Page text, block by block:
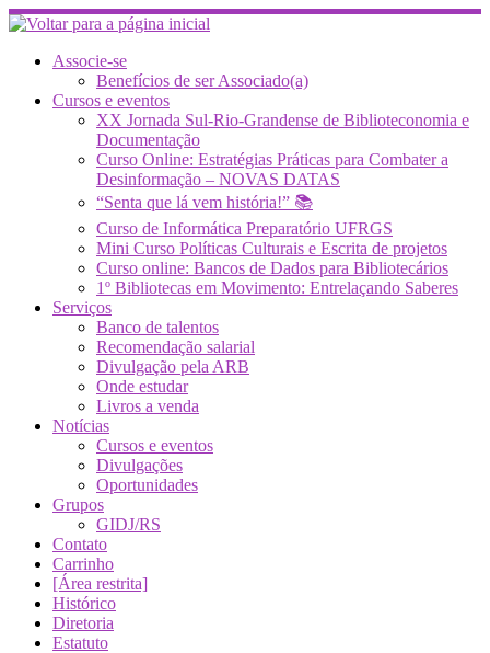
Skip
to
contentAssocie-se
Benefícios de ser Associado(a)
Cursos e eventos
XX Jornada Sul-Rio-Grandense de Biblioteconomia e
Documentação
Curso Online: Estratégias Práticas para Combater a
Desinformação – NOVAS DATAS
“Senta que lá vem história!” 📚
Curso de Informática Preparatório UFRGS
Mini Curso Políticas Culturais e Escrita de projetos
Curso online: Bancos de Dados para Bibliotecários
1º Bibliotecas em Movimento: Entrelaçando Saberes
Serviços
Banco de talentos
Recomendação salarial
Divulgação pela ARB
Onde estudar
Livros a venda
Notícias
Cursos e eventos
Divulgações
Oportunidades
Grupos
GIDJ/RS
Contato
Carrinho
[Área restrita]
Histórico
Diretoria
Estatuto